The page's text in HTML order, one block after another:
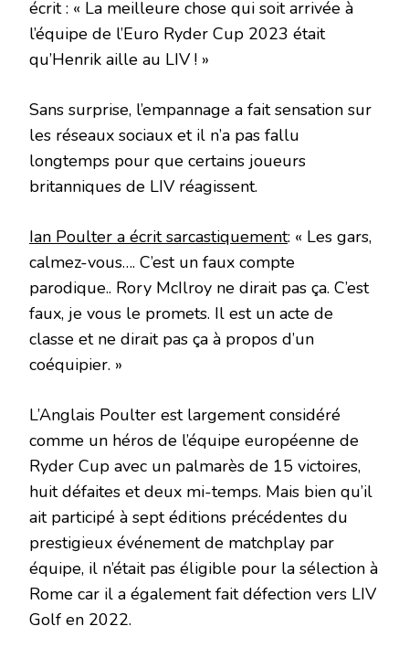
écrit : « La meilleure chose qui soit arrivée à
l’équipe de l’Euro Ryder Cup 2023 était
qu’Henrik aille au LIV ! »
Sans surprise, l’empannage a fait sensation sur
les réseaux sociaux et il n’a pas fallu
longtemps pour que certains joueurs
britanniques de LIV réagissent.
Ian Poulter a écrit sarcastiquement: « Les gars,
calmez-vous…. C’est un faux compte
parodique.. Rory McIlroy ne dirait pas ça. C’est
faux, je vous le promets. Il est un acte de
classe et ne dirait pas ça à propos d’un
coéquipier. »
L’Anglais Poulter est largement considéré
comme un héros de l’équipe européenne de
Ryder Cup avec un palmarès de 15 victoires,
huit défaites et deux mi-temps. Mais bien qu’il
ait participé à sept éditions précédentes du
prestigieux événement de matchplay par
équipe, il n’était pas éligible pour la sélection à
Rome car il a également fait défection vers LIV
Golf en 2022.